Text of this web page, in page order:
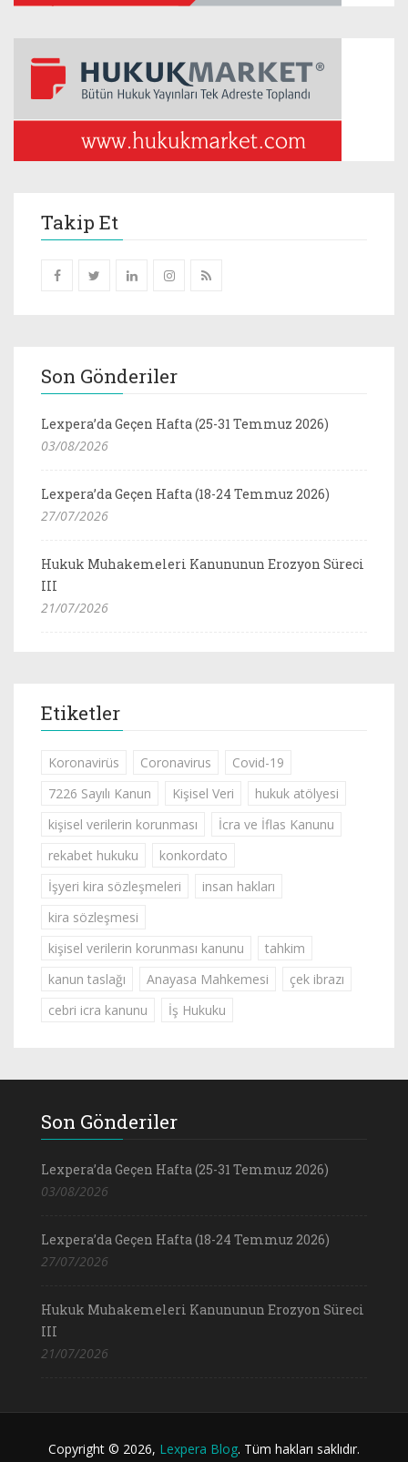
Takip Et
Son Gönderiler
Lexpera’da Geçen Hafta (25-31 Temmuz 2026)
03/08/2026
Lexpera’da Geçen Hafta (18-24 Temmuz 2026)
27/07/2026
Hukuk Muhakemeleri Kanununun Erozyon Süreci
III
21/07/2026
Etiketler
Koronavirüs Coronavirus
Covid-19
7226 Sayılı Kanun
Kişisel Veri
hukuk atölyesi
kişisel verilerin korunması
İcra ve İflas Kanunu
rekabet hukuku
konkordato
İşyeri kira sözleşmeleri
insan hakları
kira sözleşmesi
kişisel verilerin korunması kanunu
tahkim
kanun taslağı
Anayasa Mahkemesi
çek ibrazı
cebri icra kanunu
İş Hukuku
Son Gönderiler
Lexpera’da Geçen Hafta (25-31 Temmuz 2026)
03/08/2026
Lexpera’da Geçen Hafta (18-24 Temmuz 2026)
27/07/2026
Hukuk Muhakemeleri Kanununun Erozyon Süreci
III
21/07/2026
Copyright © 2026, Lexpera Blog. Tüm hakları saklıdır.